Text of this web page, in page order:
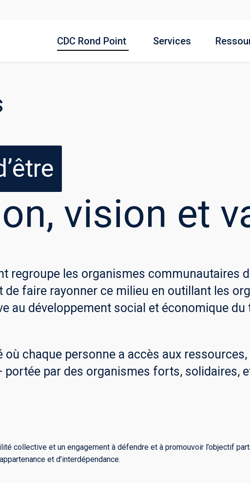
CDC Rond Point Services
vision et
regroupe les organismes communautaires
de faire rayonner ce milieu en outillant les
au développement social et économique du
où chaque personne a accès aux
portée par des organismes forts, solidaires,
collective et un engagement à défendre et à promouvoir l’objectif
et d’interdépendance.